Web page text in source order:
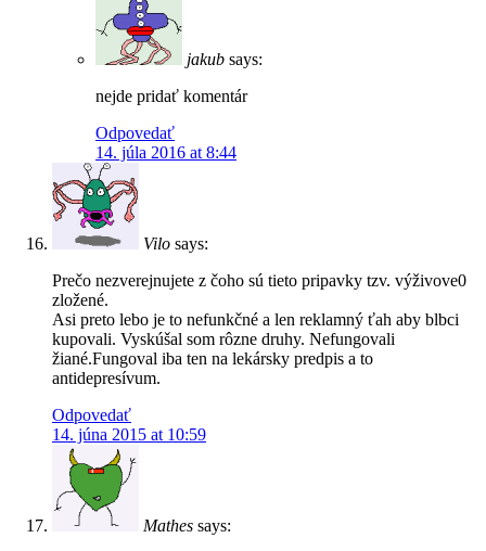
jakub says:
nejde pridať komentár
Odpovedať
14. júla 2016 at 8:44
Vilo says:
Prečo nezverejnujete z čoho sú tieto pripavky tzv. výživove0
zložené.
Asi preto lebo je to nefunkčné a len reklamný ťah aby blbci
kupovali. Vyskúšal som rôzne druhy. Nefungovali
žiané.Fungoval iba ten na lekársky predpis a to
antidepresívum.
Odpovedať
14. júna 2015 at 10:59
Mathes says: